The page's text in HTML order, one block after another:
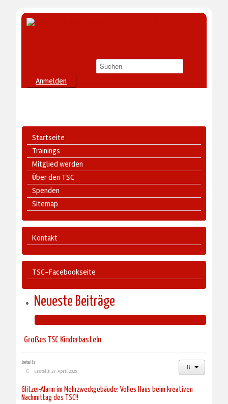
Anmelden
Startseite
Trainings
Mitglied werden
Über den TSC
Spenden
Sitemap
Kontakt
TSC-Facebookseite
Neueste Beiträge
Großes TSC Kinderbasteln
Details
Erstellt: 27. April 2026
Glitzer-Alarm im Mehrzweckgebäude: Volles Haus beim kreativen
Nachmittag des TSC!!